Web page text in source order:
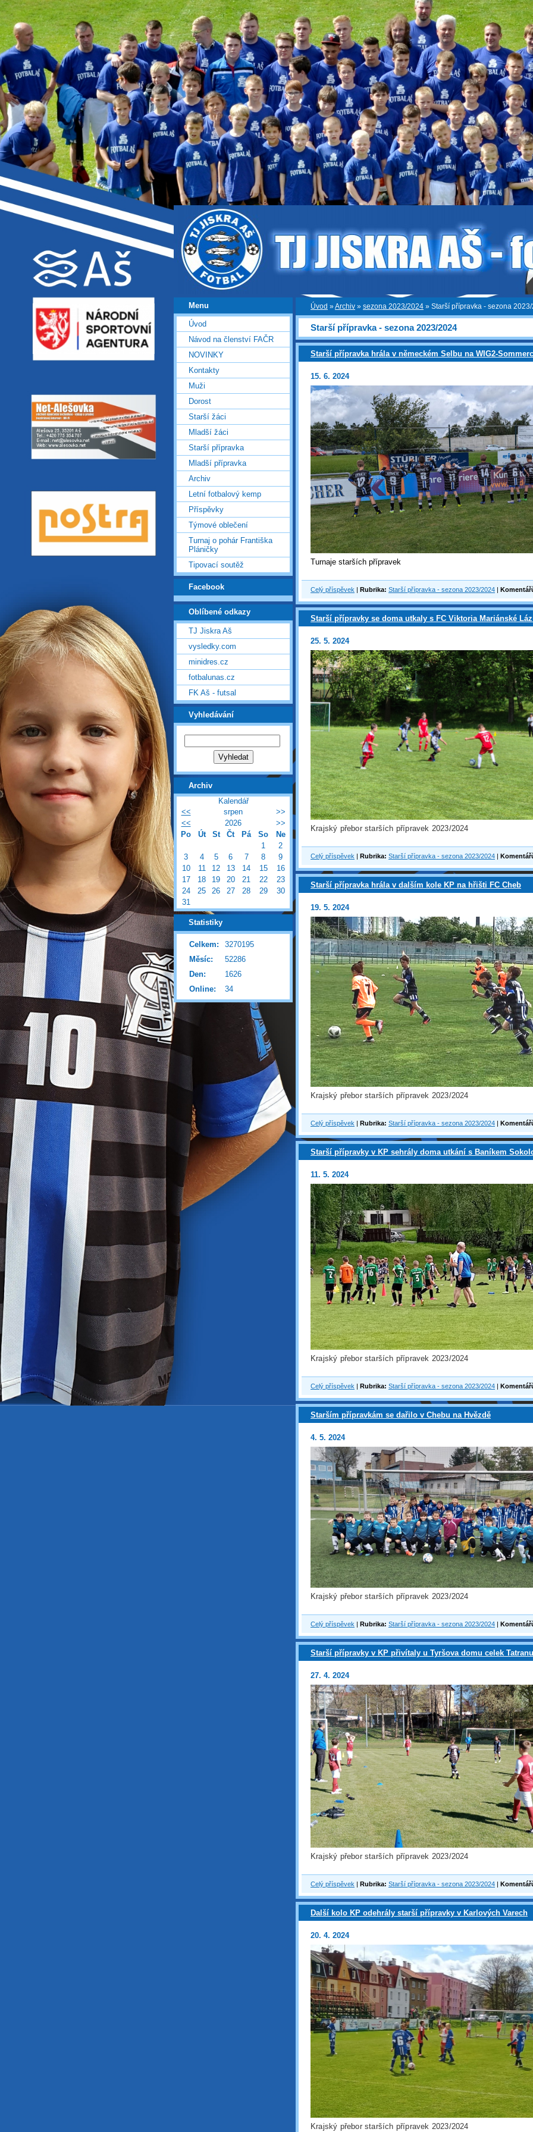
Úvod »Archiv » sezona 2023/2024 » Starší přípravka - sezona
Starší přípravka - sezona 2023/2024
Starší přípravka hrála v německém Selbu na WIG2-
15. 6. 2024
Turnaje starších přípravek
Celý příspěvek | Rubrika: Starší přípravka - sezona 2023/2024 |
Starší přípravky se doma utkaly s FC Viktoria Mariánské
25. 5. 2024
Krajský přebor starších přípravek 2023/2024
Celý příspěvek | Rubrika: Starší přípravka - sezona 2023/2024 |
Starší přípravka hrála v dalším kole KP na hřišti FC Cheb
19. 5. 2024
Krajský přebor starších přípravek 2023/2024
Celý příspěvek | Rubrika: Starší přípravka - sezona 2023/2024 |
Starší přípravky v KP sehrály doma utkání s Baníkem
11. 5. 2024
Krajský přebor starších přípravek 2023/2024
Celý příspěvek | Rubrika: Starší přípravka - sezona 2023/2024 |
Starším přípravkám se dařilo v Chebu na Hvězdě
4. 5. 2024
Krajský přebor starších přípravek 2023/2024
Celý příspěvek | Rubrika: Starší přípravka - sezona 2023/2024 |
Starší přípravky v KP přivítaly u Tyršova domu celek
27. 4. 2024
Krajský přebor starších přípravek 2023/2024
Celý příspěvek | Rubrika: Starší přípravka - sezona 2023/2024 |
Další kolo KP odehrály starší přípravky v Karlových Varech
20. 4. 2024
Krajský přebor starších přípravek 2023/2024
Menu
Úvod
Návod na členství FAČR
NOVINKY
Kontakty
Muži
Dorost
Starší žáci
Mladší žáci
Starší přípravka
Mladší přípravka
Archiv
Letní fotbalový kemp
Příspěvky
Týmové oblečení
Turnaj o pohár Františka
Pláničky
Tipovací soutěž
Facebook
Oblíbené odkazy
TJ Jiskra Aš
vysledky.com
minidres.cz
fotbalunas.cz
FK Aš - futsal
Vyhledávání
Archiv
Kalendář
<<
srpen
>>
<<
2026
>>
Po
Út St Čt Pá So
Ne
1
2
3
4 5 6 7 8
9
10
11 12 13 14 15
16
17
18 19 20 21 22
23
24
25 26 27 28 29
30
31
Statistiky
Online: 34
Celkem:
3270195
Měsíc:
52286
Den:
1626